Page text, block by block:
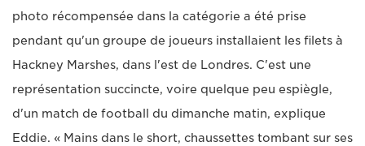
photo récompensée dans la catégorie a été prise
pendant qu'un groupe de joueurs installaient les filets à
Hackney Marshes, dans l'est de Londres. C'est une
représentation succincte, voire quelque peu espiègle,
d'un match de football du dimanche matin, explique
Eddie. « Mains dans le short, chaussettes tombant sur ses